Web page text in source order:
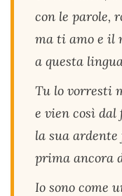
con le parole,
ma ti amo e il
a questa
Tu lo vorresti
e vien così dal
la sua
prima ancora
Io sono come